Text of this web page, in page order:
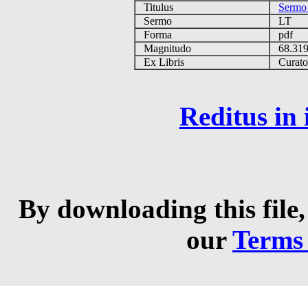
Titulus
Sermo
LT
Forma
pdf
Magnitudo
Ex Libris
Reditus in
By downloading this
our